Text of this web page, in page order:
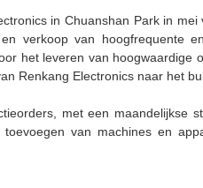
in Chuanshan Park in
verkoop van hoogfrequente
het leveren van hoogwaardige
Renkang Electronics naar het
met een maandelijkse
van machines en